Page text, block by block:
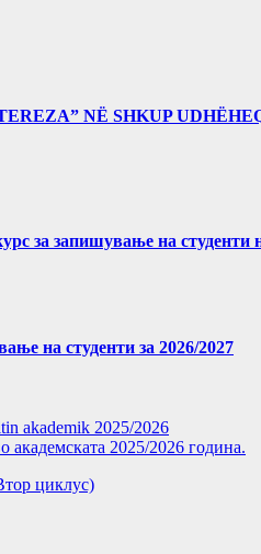
NË SHKUP
за запишување на студенти
на студенти за 2026/2027
akademik 2025/2026
2025/2026 година.
циклус)